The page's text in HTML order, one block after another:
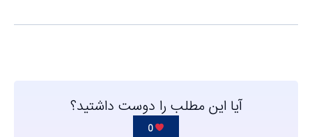
آیا این مطلب را دوست داشتید؟
0